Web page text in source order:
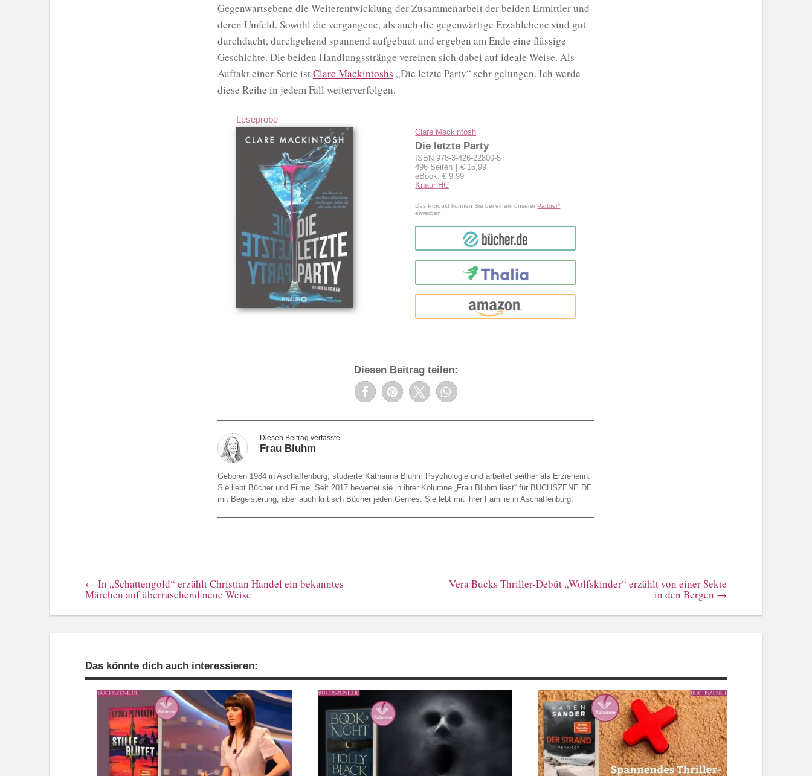
Gegenwartsebene die Weiterentwicklung der Zusammenarbeit der beiden Ermittler und
deren Umfeld. Sowohl die vergangene, als auch die gegenwärtige Erzählebene sind gut
durchdacht, durchgehend spannend aufgebaut und ergeben am Ende eine flüssige
Geschichte. Die beiden Handlungsstränge vereinen sich dabei auf ideale Weise. Als
Auftakt einer Serie istClare Mackintoshs „Die letzte Party“ sehr gelungen. Ich werde
diese Reihe in jedem Fall weiterverfolgen.
Leseprobe
Clare Mackintosh
Die letzte Party
ISBN 978-3-426-22800-5
496 Seiten
€ 15,99
eBook: € 9,99
Knaur HC
Das Produkt können Sie bei einem unsererPartner*
erwerben:
bücher.de
Thalia
amazon
Diesen Beitrag teilen:
Frau Bluhm
Geboren 1984 in Aschaffenburg, studierte Katharina Bluhm Psychologie und arbeitet seither als Erzieherin.
Sie liebt Bücher und Filme. Seit 2017 bewertet sie in ihrer Kolumne „Frau Bluhm liest“ für BUCHSZENE.DE
mit Begeisterung, aber auch kritisch Bücher jeden Genres. Sie lebt mit ihrer Familie in Aschaffenburg.
← In „Schattengold“ erzählt Christian Handel ein bekanntes
Märchen auf überraschend neue Weise
Vera Bucks Thriller-Debüt „Wolfskinder“ erzählt von einer Sekte
in den Bergen →
Das könnte dich auch interessieren: